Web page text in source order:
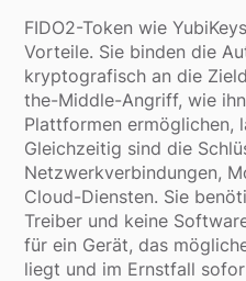
FIDO2-Token wie
Vorteile. Sie binden die
kryptografisch an die
the-Middle-Angriff, wie
Plattformen ermöglichen,
Gleichzeitig sind die
Netzwerkverbindungen,
Cloud-Diensten. Sie
Treiber und keine
für ein Gerät, das
liegt und im Ernstfall